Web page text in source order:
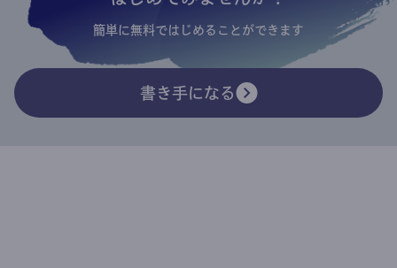
簡単に無料ではじめることができます
書き手になる